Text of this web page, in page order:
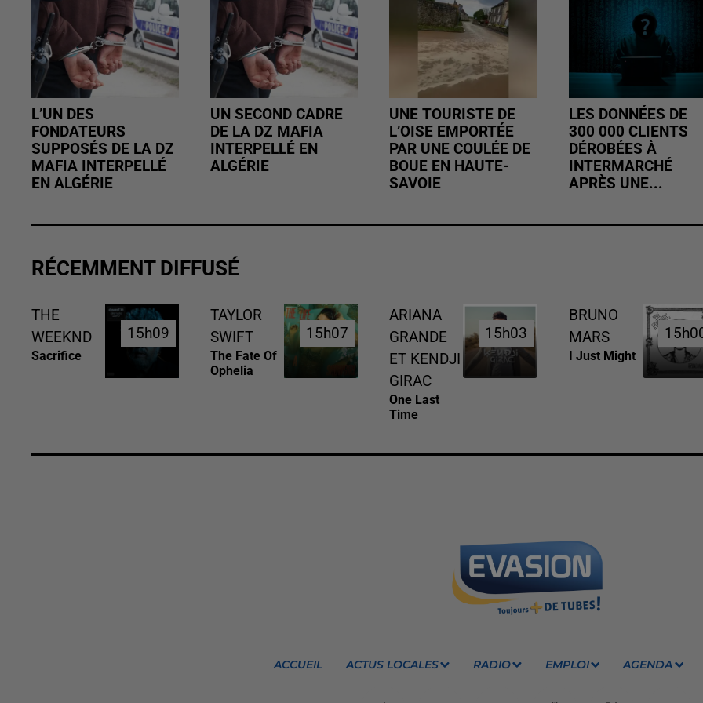
L’UN DES
FONDATEURS
SUPPOSÉS DE LA DZ
MAFIA INTERPELLÉ
EN ALGÉRIE
UN SECOND CADRE
DE LA DZ MAFIA
INTERPELLÉ EN
ALGÉRIE
UNE TOURISTE DE
L’OISE EMPORTÉE
PAR UNE COULÉE DE
BOUE EN HAUTE-
SAVOIE
LES DONNÉES DE
300 000 CLIENTS
DÉROBÉES À
INTERMARCHÉ
APRÈS UNE...
RÉCEMMENT DIFFUSÉ
THE
WEEKND
Sacrifice
15h09
15h09
TAYLOR
SWIFT
The Fate Of
Ophelia
15h07
15h07
ARIANA
GRANDE
ET KENDJI
GIRAC
One Last
Time
15h03
15h03
BRUNO
MARS
I Just Might
ACCUEIL ACTUS LOCALES RADIO EMPLOI AGENDA